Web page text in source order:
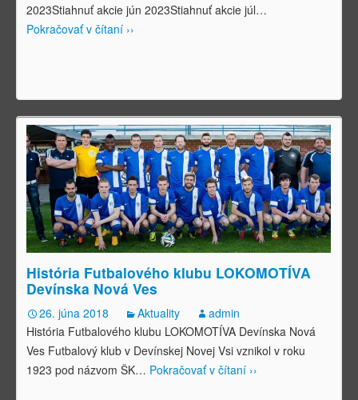
2023Stiahnuť akcie jún 2023Stiahnuť akcie júl…
Pokračovať v čítaní ››
História Futbalového klubu LOKOMOTÍVA
Devínska Nová Ves
26. júna 2018 Aktuality
admin
História Futbalového klubu LOKOMOTÍVA Devínska Nová
Ves Futbalový klub v Devínskej Novej Vsi vznikol v roku
1923 pod názvom ŠK… Pokračovať v čítaní ››